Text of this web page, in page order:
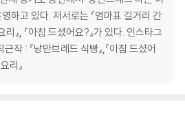
하고 있다. 저서로는 『엄마표 길거리 간
리』, 『아침 드셨어요?』가 있다. 인스타그
: 『낭만브레드 식빵』,『아침 드셨어
리』